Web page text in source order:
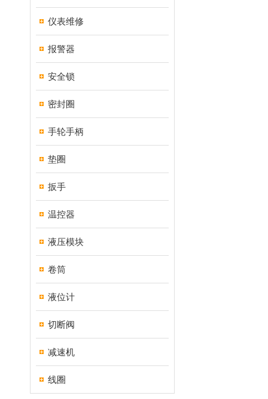
仪表维修
报警器
安全锁
密封圈
手轮手柄
垫圈
扳手
温控器
液压模块
卷筒
液位计
切断阀
减速机
线圈